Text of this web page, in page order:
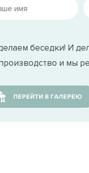
беседки! И
и мы
ПЕРЕЙТИ В ГАЛЕРЕЮ